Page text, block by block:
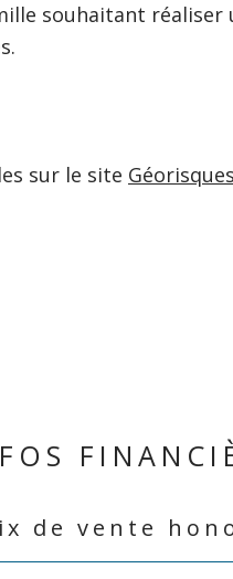
souhaitant réaliser
sur le site Géorisques
Valeurs
de vente